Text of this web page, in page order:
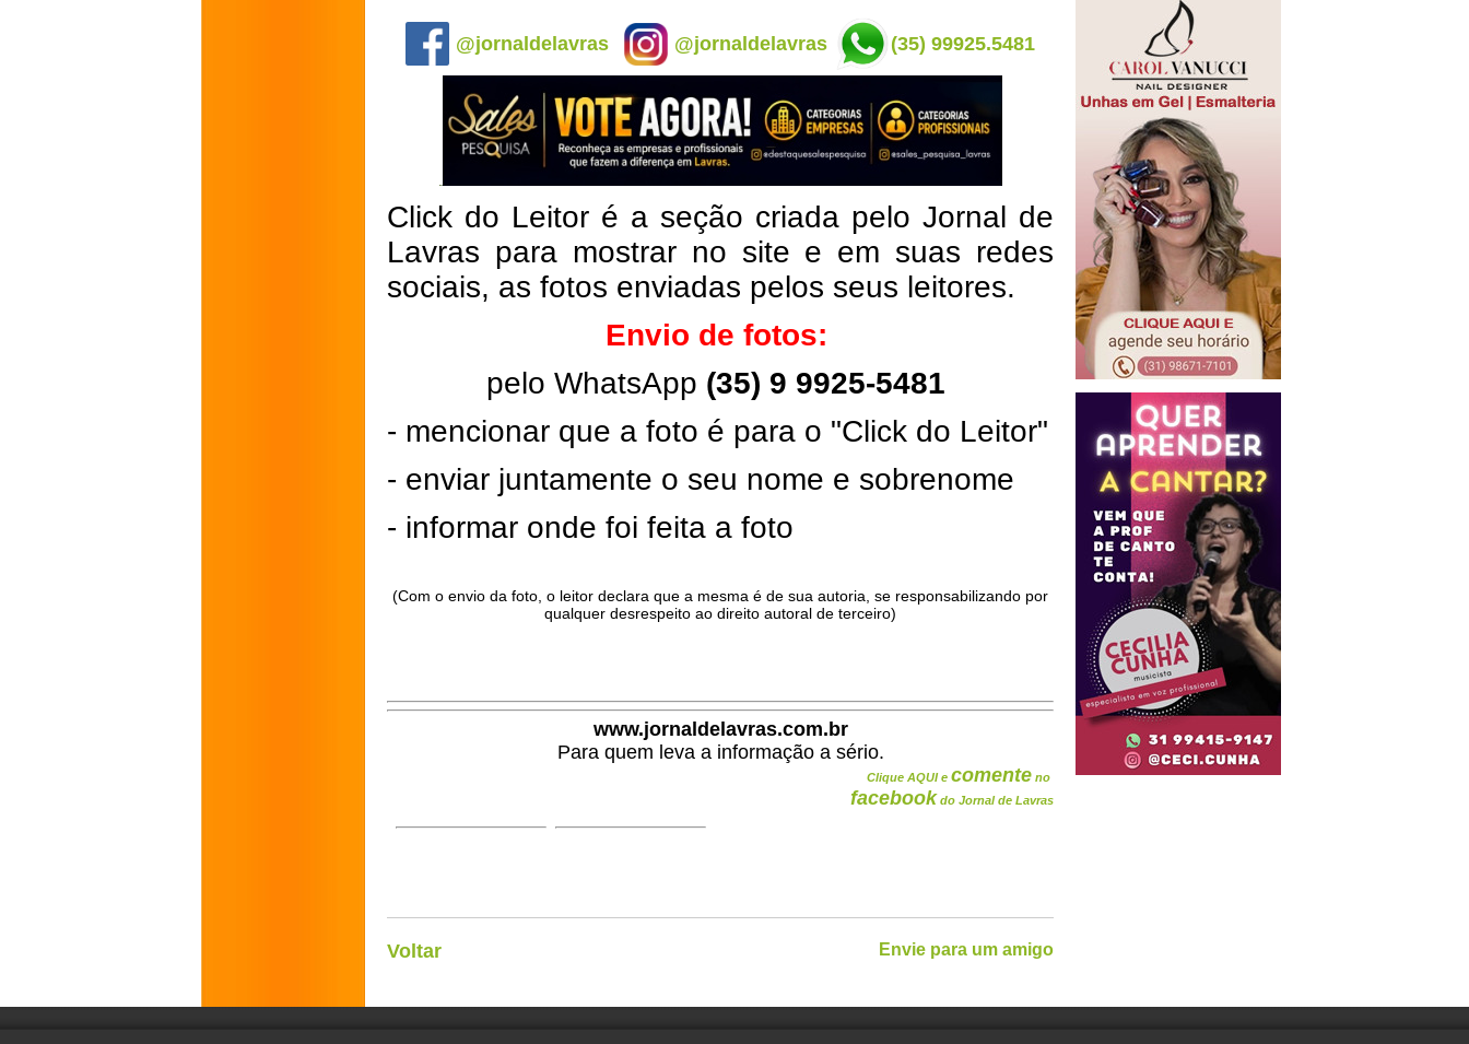
@jornaldelavras @jornaldelavras (35) 99925.5481
Click do Leitor é a seção criada pelo Jornal de
Lavras para mostrar no site e em suas redes
sociais, as fotos enviadas pelos seus leitores.
Envio de fotos:
pelo WhatsApp (35) 9 9925-5481
- mencionar que a foto é para o "Click do Leitor"
- enviar juntamente o seu nome e sobrenome
- informar onde foi feita a foto
(Com o envio da foto, o leitor declara que a mesma é de sua autoria, se responsabilizando por
qualquer desrespeito ao direito autoral de terceiro)
www.jornaldelavras.com.br
Para quem leva a informação a sério.
Clique AQUI e comente no
facebook do Jornal de Lavras
Voltar Envie para um amigo